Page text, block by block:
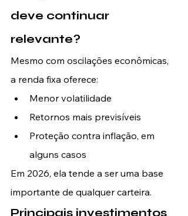
deve continuar
relevante?
Mesmo com oscilações econômicas,
a renda fixa oferece:
Menor volatilidade
Retornos mais previsíveis
Proteção contra inflação, em
alguns casos
Em 2026, ela tende a ser uma base
importante de qualquer carteira.
Principais investimentos